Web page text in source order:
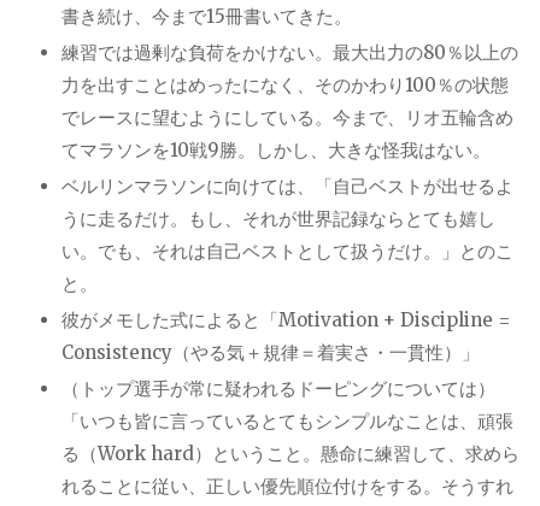
書き続け、今まで15冊書いてきた。
練習では過剰な負荷をかけない。最大出力の80 ％以上の
力を出すことはめったになく、そのかわり 100 ％の状態
でレースに望むようにしている。今まで、リオ五輪含め
てマラソンを10戦9勝。しかし、大きな怪我はない。
ベルリンマラソンに向けては、「自己ベストが出せるよ
うに走るだけ。もし、それが世界記録ならとても嬉し
い。でも、それは自己ベストとして扱うだけ。」とのこ
と。
彼がメモした式によると「Motivation + Discipline =
Consistency （やる気＋規律＝着実さ・一貫性）」
（トップ選手が常に疑われるドーピングについては）
「いつも皆に言っているとてもシンプルなことは、頑張
る（Work hard）ということ。懸命に練習して、求めら
れることに従い、正しい優先順位付けをする。そうすれ